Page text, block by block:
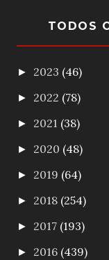
TODOS
► 2023 (46)
► 2022 (78)
► 2021 (38)
► 2020 (48)
► 2019 (64)
► 2018 (254)
► 2017 (193)
► 2016 (439)